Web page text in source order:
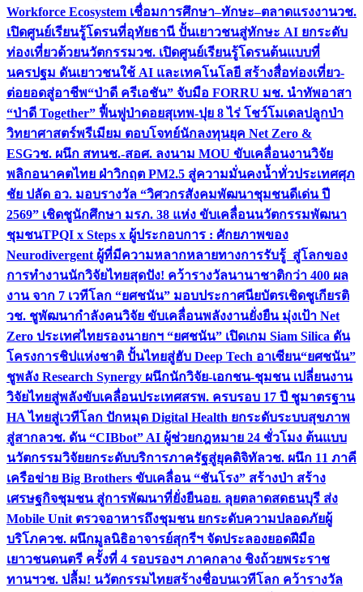
Workforce Ecosystem เชื่อมการศึกษา–ทักษะ–ตลาดแรงงานวช.
เปิดศูนย์เรียนรู้โดรนที่อุทัยธานี ปั้นเยาวชนสู่ทักษะ AI ยกระดับ
ท่องเที่ยวด้วยนวัตกรรมวช. เปิดศูนย์เรียนรู้โดรนต้นแบบที่
นครปฐม ดันเยาวชนใช้ AI และเทคโนโลยี สร้างสื่อท่องเที่ยว-
ต่อยอดสู่อาชีพ“ป่าดี ครีเอชัน” จับมือ FORRU มช. นำทัพอาสา
“ป่าดี Together” ฟื้นฟูป่าดอยสุเทพ-ปุย 8 ไร่ โชว์โมเดลปลูกป่า
วิทยาศาสตร์พรีเมียม ตอบโจทย์นักลงทุนยุค Net Zero &
ESGวช. ผนึก สทนช.-สอศ. ลงนาม MOU ขับเคลื่อนงานวิจัย
พลิกอนาคตไทย ฝ่าวิกฤต PM2.5 สู่ความมั่นคงน้ำทั่วประเทศศุภ
ชัย ปลัด อว. มอบรางวัล “วิศวกรสังคมพัฒนาชุมชนดีเด่น ปี
2569” เชิดชูนักศึกษา มรภ. 38 แห่ง ขับเคลื่อนนวัตกรรมพัฒนา
ชุมชนTPQI x Steps x ผู้ประกอบการ : ศักยภาพของ
Neurodivergent ผู้ที่มีความหลากหลายทางการรับรู้ สู่โลกของ
การทำงานนักวิจัยไทยสุดปัง! คว้ารางวัลนานาชาติกว่า 400 ผล
งาน จาก 7 เวทีโลก “ยศชนัน” มอบประกาศนียบัตรเชิดชูเกียรติ
วช. ชูพัฒนากำลังคนวิจัย ขับเคลื่อนพลังงานยั่งยืน มุ่งเป้า Net
Zero ประเทศไทยรองนายกฯ “ยศชนัน” เปิดเกม Siam Silica ดัน
โครงการชิปแห่งชาติ ปั้นไทยสู่ฮับ Deep Tech อาเซียน“ยศชนัน”
ชูพลัง Research Synergy ผนึกนักวิจัย-เอกชน-ชุมชน เปลี่ยนงาน
วิจัยไทยสู่พลังขับเคลื่อนประเทศสรพ. ครบรอบ 17 ปี ชูมาตรฐาน
HA ไทยสู่เวทีโลก ปักหมุด Digital Health ยกระดับระบบสุขภาพ
สู่สากลวช. ดัน “CIBbot” AI ผู้ช่วยกฎหมาย 24 ชั่วโมง ต้นแบบ
นวัตกรรมวิจัยยกระดับบริการภาครัฐสู่ยุคดิจิทัลวช. ผนึก 11 ภาคี
เครือข่าย Big Brothers ขับเคลื่อน “ชันโรง” สร้างป่า สร้าง
เศรษฐกิจชุมชน สู่การพัฒนาที่ยั่งยืนอย. ลุยตลาดสดธนบุรี ส่ง
Mobile Unit ตรวจอาหารถึงชุมชน ยกระดับความปลอดภัยผู้
บริโภควช. ผนึกมูลนิธิอาจารย์สุกรีฯ จัดประลองยอดฝีมือ
เยาวชนดนตรี ครั้งที่ 4 รอบรองฯ ภาคกลาง ชิงถ้วยพระราช
ทานฯวช. ปลื้ม! นวัตกรรมไทยสร้างชื่อบนเวทีโลก คว้ารางวัล